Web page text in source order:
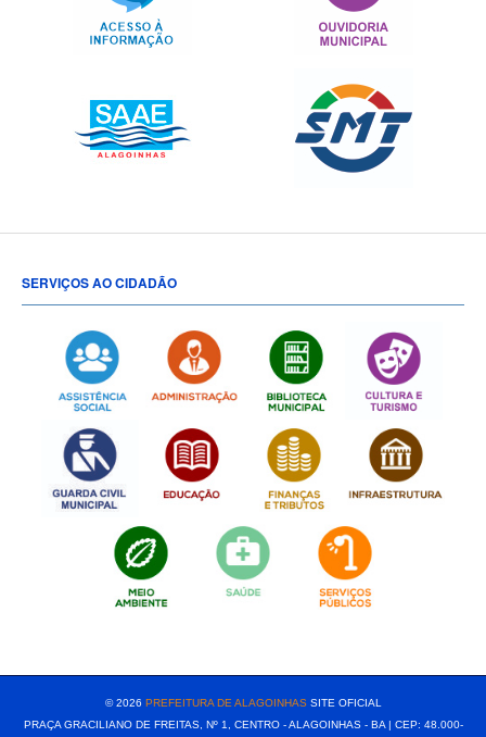
SERVIÇOS AO CIDADÃO
© 2026 PREFEITURA DE ALAGOINHASSITE OFICIAL
PRAÇA GRACILIANO DE FREITAS, Nº 1, CENTRO - ALAGOINHAS - BA | CEP: 48.000-